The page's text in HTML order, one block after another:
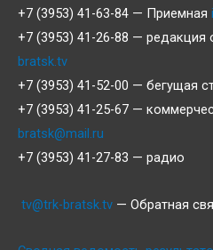
+7 (3953) 41-63-84 — Приемная
+7 (3953) 41-26-88 — редакция
bratsk.tv
+7 (3953) 41-52-00 — бегущая
+7 (3953) 41-25-67 —
bratsk@mail.ru
+7 (3953) 41-27-83 — радио
tv@trk-bratsk.tv — Обратная